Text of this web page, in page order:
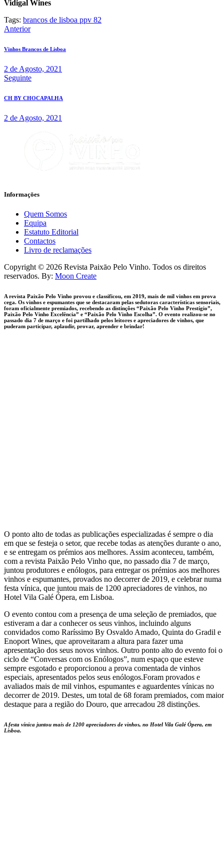
Vidigal Wines
Tags: brancos de lisboa ppv 82
Navegação
de
Anterior
Vinhos Brancos de Lisboa
2 de Agosto, 2021
Seguinte
CH BY CHOCAPALHA
2 de Agosto, 2021
Informaçōes
Quem Somos
Equipa
Estatuto Editorial
Contactos
Livro de reclamações
facebook-
1
instagram
Copyright © 2026 Revista Paixāo Pelo Vinho. Todos os direitos
reservados. By: Moon Create
A revista Paixão Pelo Vinho provou e classificou, em 2019, mais de mil vinhos em prova
cega. Os vinhos e espumantes que se destacaram pelas sedutoras características sensoriais,
foram oficialmente premiados, recebendo as distinções “Paixão Pelo Vinho Prestígio”,
Paixão Pelo Vinho Excelência” e “Paixão Pelo Vinho Escolha”. O evento realizou-se no
passado dia 7 de março e foi partilhado pelos leitores e apreciadores de vinhos, que
puderam participar, aplaudir, provar, aprender e brindar!
O ponto alto de todas as publicações especializadas é sempre o dia
em que se festeja o setor, que recebe todas as atenções durante o ano,
e se entregam os prémios aos melhores. Assim aconteceu, também,
com a revista Paixão Pelo Vinho que, no passado dia 7 de março,
juntou produtores e enólogos, para entregar os prémios aos melhores
vinhos e espumantes, provados no decorrer de 2019, e celebrar numa
festa vínica, que juntou mais de 1200 apreciadores de vinhos, no
Hotel Vila Galé Ópera, em Lisboa.
O evento contou com a presença de uma seleção de premiados, que
estiveram a dar a conhecer os seus vinhos, incluindo alguns
convidados como Raríssimo By Osvaldo Amado, Quinta do Gradil e
Enoport Wines, que aproveitaram a altura para fazer uma
apresentação dos seus novos vinhos. Outro ponto alto do evento foi o
ciclo de “Conversas com os Enólogos”, num espaço que esteve
sempre esgotado e proporcionou a prova comentada de vinhos
especiais, apresentados pelos seus enólogos.Foram provados e
avaliados mais de mil vinhos, espumantes e aguardentes vínicas no
decorrer de 2019. Destes, um total de 68 foram premiados, com maior
destaque para a região do Douro, que arrecadou 28 distinções.
A festa vínica juntou mais de 1200 apreciadores de vinhos, no Hotel Vila Galé Ópera, em
Lisboa.